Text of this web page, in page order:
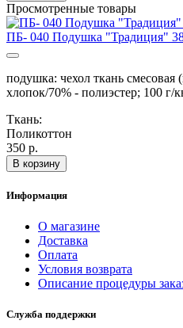
Просмотренные товары
ПБ- 040 Подушка "Традиция"
подушка: чехол ткань смесовая
хлопок/70% - полиэстер; 100 г/
Ткань:
Поликоттон
350 р.
В корзину
Информация
О магазине
Доставка
Оплата
Условия возврата
Описание процедуры
Служба поддержки